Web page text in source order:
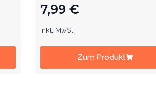
7,99 €
inkl. MwSt.
Zum Produkt